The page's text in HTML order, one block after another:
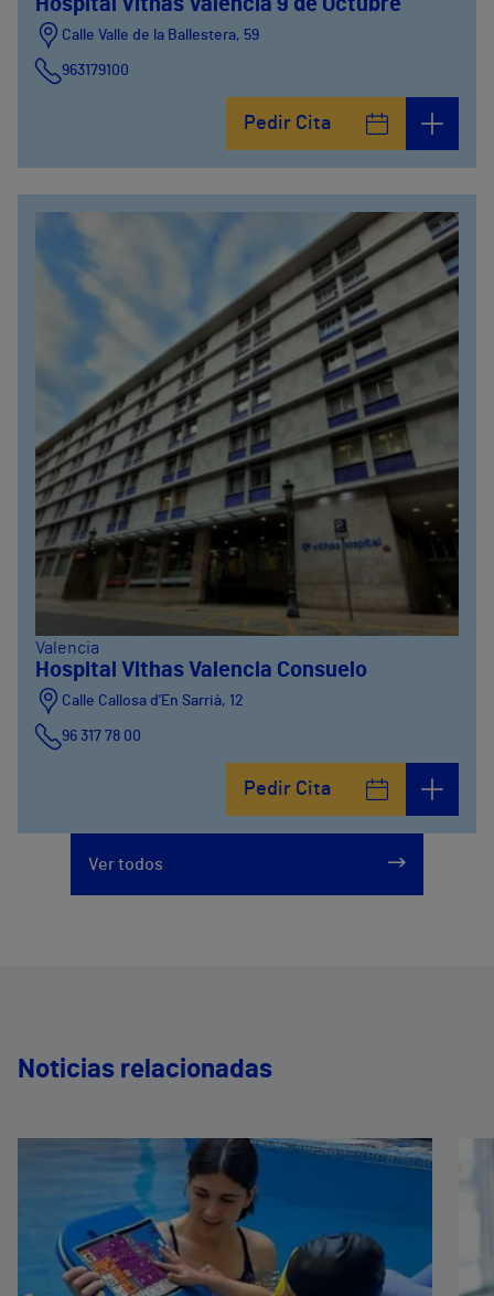
Calle Valle de la Ballestera, 59
963179100
Pedir Cita
Valencia
Hospital Vithas Valencia Consuelo
Calle Callosa d’En Sarrià, 12
96 317 78 00
Pedir Cita
Ver todos
Noticias relacionadas